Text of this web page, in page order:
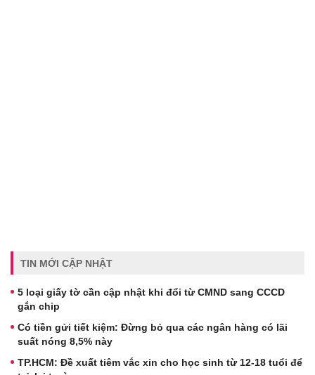
TIN MỚI CẬP NHẬT
5 loại giấy tờ cần cập nhật khi đổi từ CMND sang CCCD
gắn chip
Có tiền gửi tiết kiệm: Đừng bỏ qua các ngân hàng có lãi
suất nóng 8,5% này
TP.HCM: Đề xuất tiêm vắc xin cho học sinh từ 12-18 tuổi để